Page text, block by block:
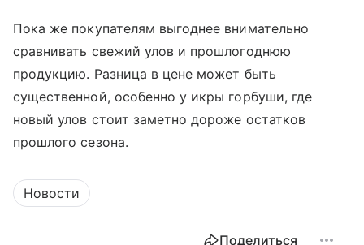
Пока же покупателям выгоднее внимательно
сравнивать свежий улов и прошлогоднюю
продукцию. Разница в цене может быть
существенной, особенно у икры горбуши, где
новый улов стоит заметно дороже остатков
прошлого сезона.
Новости
Поделиться